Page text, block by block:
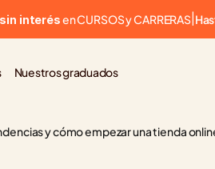
interés en CURSOS y CARRERAS|
Nuestros graduados
y cómo empezar una tienda